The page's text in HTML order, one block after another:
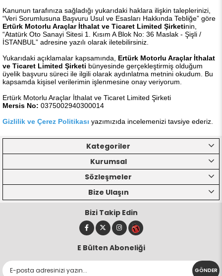
Kanunun tarafınıza sağladığı yukarıdaki haklara ilişkin taleplerinizi,
“Veri Sorumlusuna Başvuru Usul ve Esasları Hakkında Tebliğe” göre
Ertürk Motorlu Araçlar İthalat ve Ticaret Limited Şirketinin,
“Atatürk Oto Sanayi Sitesi 1. Kısım A Blok No: 36 Maslak - Şişli /
İSTANBUL” adresine yazılı olarak iletebilirsiniz.
Yukarıdaki açıklamalar kapsamında, Ertürk Motorlu Araçlar İthalat
ve Ticaret Limited Şirketi bünyesinde gerçekleştirmiş olduğum
üyelik başvuru süreci ile ilgili olarak aydınlatma metnini okudum. Bu
kapsamda kişisel verilerimin işlenmesine onay veriyorum.
Ertürk Motorlu Araçlar İthalat ve Ticaret Limited Şirketi
Mersis No: 0375002940300014
Gizlilik ve Çerez Politikası yazımızıda incelemenizi tavsiye ederiz.
Kategoriler
Kurumsal
Sözleşmeler
Bize Ulaşın
Bizi Takip Edin
E Bülten Aboneliği
GÖNDER